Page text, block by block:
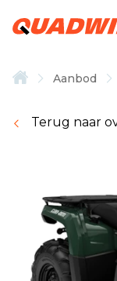
Aanbod
Terug naar